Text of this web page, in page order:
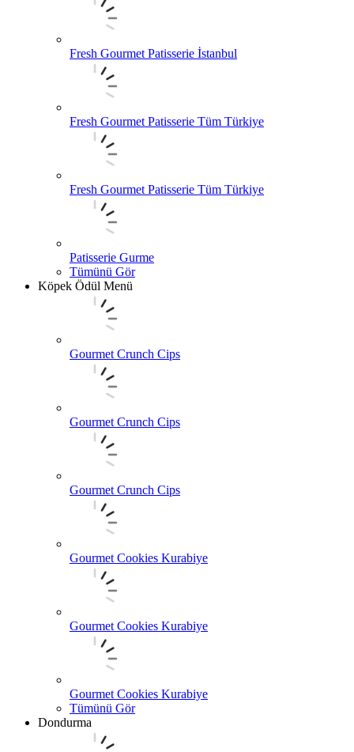
Fresh Gourmet Patisserie İstanbul
Fresh Gourmet Patisserie Tüm Türkiye
Fresh Gourmet Patisserie Tüm Türkiye
Patisserie Gurme
Tümünü Gör
Köpek Ödül Menü
Gourmet Crunch Cips
Gourmet Crunch Cips
Gourmet Crunch Cips
Gourmet Cookies Kurabiye
Gourmet Cookies Kurabiye
Gourmet Cookies Kurabiye
Tümünü Gör
Dondurma